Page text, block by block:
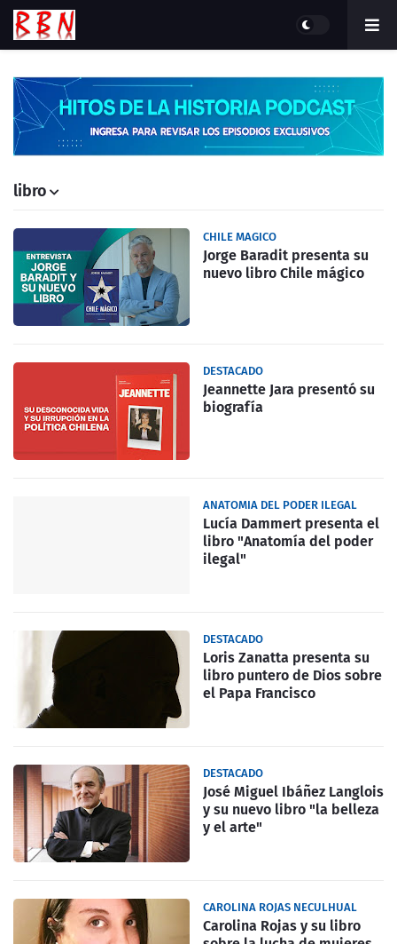
libro
CHILE MAGICO
Jorge Baradit presenta su
nuevo libro Chile mágico
DESTACADO
Jeannette Jara presentó su
biografía
ANATOMIA DEL PODER ILEGAL
Lucía Dammert presenta el
libro "Anatomía del poder
ilegal"
DESTACADO
Loris Zanatta presenta su
libro puntero de Dios sobre
el Papa Francisco
DESTACADO
José Miguel Ibáñez Langlois
y su nuevo libro "la belleza
y el arte"
CAROLINA ROJAS NECULHUAL
Carolina Rojas y su libro